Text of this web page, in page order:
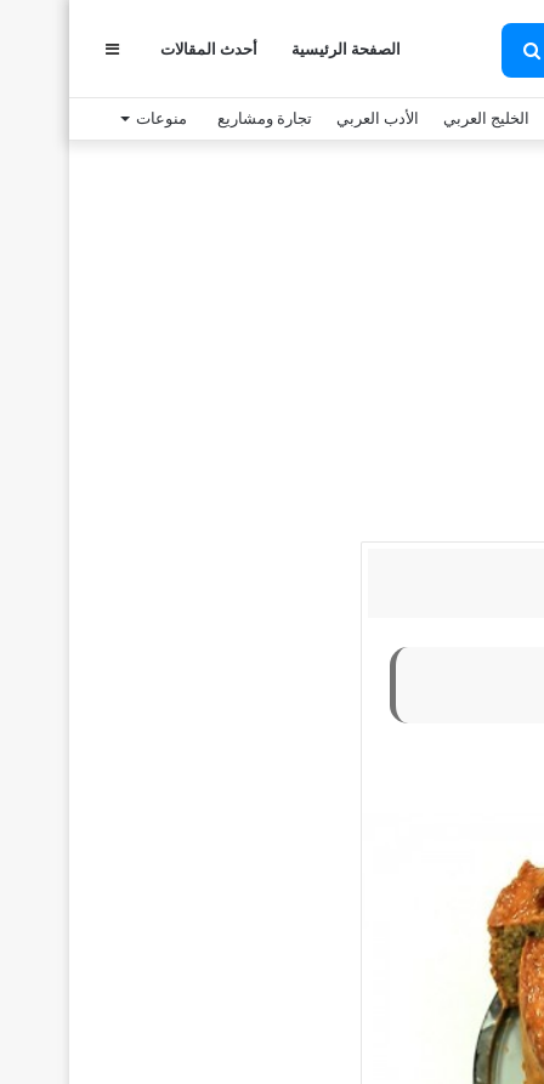
بحث
عن
الصفحة الرئيسية أحدث المقالات
الخليج العربي الأدب العربي تجارة ومشاريع منوعات